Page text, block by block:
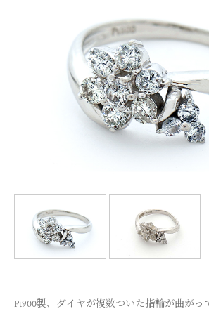
Pt900製、ダイヤが複数ついた指輪が曲がっ